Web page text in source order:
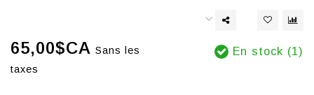
65,00$CA Sans les
taxes
En stock (1)